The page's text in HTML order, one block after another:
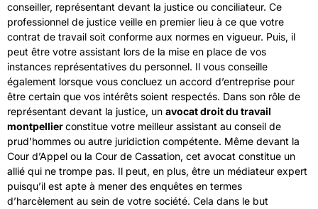
conseiller, représentant devant la justice ou conciliateur. Ce
professionnel de justice veille en premier lieu à ce que votre
contrat de travail soit conforme aux normes en vigueur. Puis, il
peut être votre assistant lors de la mise en place de vos
instances représentatives du personnel. Il vous conseille
également lorsque vous concluez un accord d’entreprise pour
être certain que vos intérêts soient respectés. Dans son rôle de
représentant devant la justice, un avocat droit du travail
montpellierconstitue votre meilleur assistant au conseil de
prud’hommes ou autre juridiction compétente. Même devant la
Cour d’Appel ou la Cour de Cassation, cet avocat constitue un
allié qui ne trompe pas. Il peut, en plus, être un médiateur expert
puisqu’il est apte à mener des enquêtes en termes
d’harcèlement au sein de votre société. Cela dans le but